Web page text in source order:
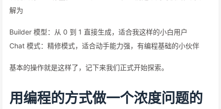
解为
Builder 模型：从 0 到 1 直接生成，适合我这样的小白用户
Chat 模式：精修模式，适合动手能力强，有编程基础的小伙伴
基本的操作就是这样了，记下来我们正式开始探索。
用编程的方式做一个浓度问题的